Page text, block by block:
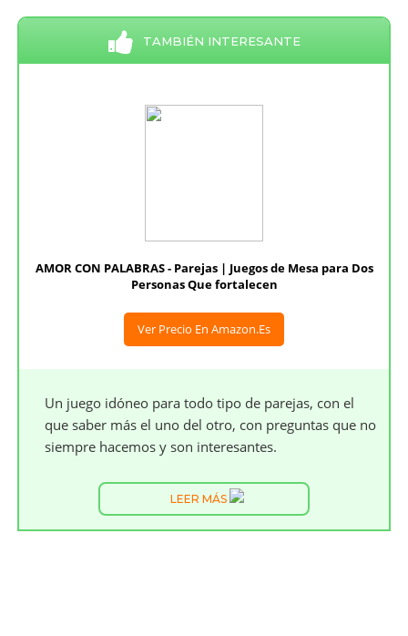
TAMBIÉN INTERESANTE
AMOR CON PALABRAS - Parejas | Juegos de Mesa para Dos
Personas Que fortalecen
Ver Precio En Amazon.es
Un juego idóneo para todo tipo de parejas, con el
que saber más el uno del otro, con preguntas que no
siempre hacemos y son interesantes.
LEER MÁS